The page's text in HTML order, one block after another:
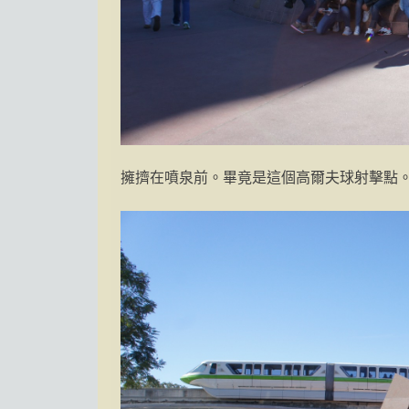
擁擠在噴泉前。畢竟是這個高爾夫球射擊點